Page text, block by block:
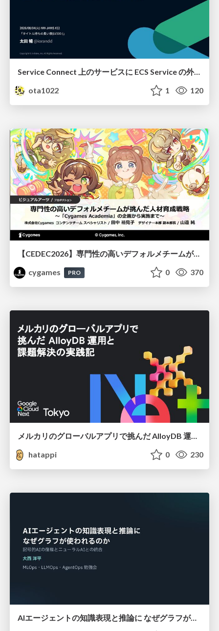
Service Connect 上のサービスに ECS Service の外側から到達できなかった話
ota1022
1 120
【CEDEC2026】専門性の高いデフォルメチームが挑んだ人材育成戦略 〜Cygames Academiaの企画から実施まで〜
cygames
PRO 0 370
hatappi
0 230
AIエージェントの知識表現と推論に なぜグラフが使われるのか - 記号的AIの復権とニューラルAIとの統合